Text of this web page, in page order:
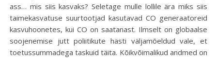
ass… mis siis kasvaks? Seletage mulle lollile ära miks siis
taimekasvatuse suurtootjad kasutavad CO generaatoreid
kasvuhoonetes, kui CO on saatanast. Ilmselt on globaalse
soojenemise jutt poliitikute hästi väljamõeldud vale, et
toetussummadega taskuid täita. Kõikvõimalikud andmed on